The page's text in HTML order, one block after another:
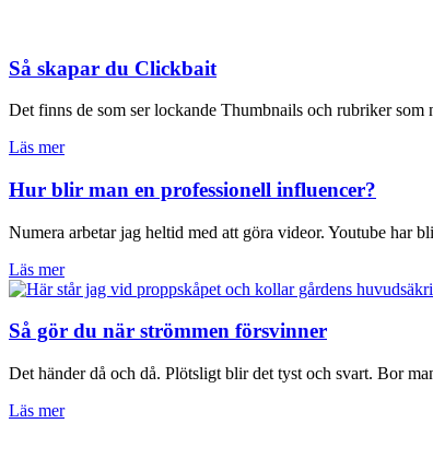
Så skapar du Clickbait
Det finns de som ser lockande Thumbnails och rubriker
Läs mer
Hur blir man en professionell influencer?
Numera arbetar jag heltid med att göra videor. Youtube har
Läs mer
Så gör du när strömmen försvinner
Det händer då och då. Plötsligt blir det tyst och svart. Bor
Läs mer